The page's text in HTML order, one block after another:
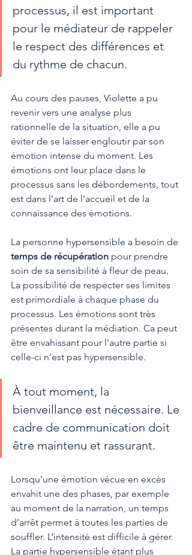
processus, il est important
pour le médiateur de rappeler
le respect des différences et
du rythme de chacun.
Au cours des pauses, Violette a pu
revenir vers une analyse plus
rationnelle de la situation, elle a pu
éviter de se laisser engloutir par son
émotion intense du moment. Les
émotions ont leur place dans le
processus sans les débordements, tout
est dans l’art de l’accueil et de la
connaissance des émotions.
La personne hypersensible a besoin de
temps de récupération pour prendre
soin de sa sensibilité à fleur de peau.
La possibilité de respecter ses limites
est primordiale à chaque phase du
processus. Les émotions sont très
présentes durant la médiation. Ca peut
être envahissant pour l’autre partie si
celle-ci n’est pas hypersensible.
À tout moment, la
bienveillance est nécessaire. Le
cadre de communication doit
être maintenu et rassurant.
Lorsqu’une émotion vécue en excès
envahit une des phases, par exemple
au moment de la narration, un temps
d’arrêt permet à toutes les parties de
souffler. L’intensité est difficile à gérer.
La partie hypersensible étant plus